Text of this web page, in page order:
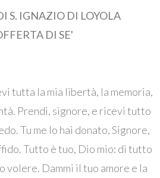
S. IGNAZIO DI LOYOLA
DI SE'
tutta la mia libertà, la memoria,
Prendi, signore, e ricevi tutto
Tu me lo hai donato, Signore,
Tutto è tuo, Dio mio: di tutto
volere. Dammi il tuo amore e la